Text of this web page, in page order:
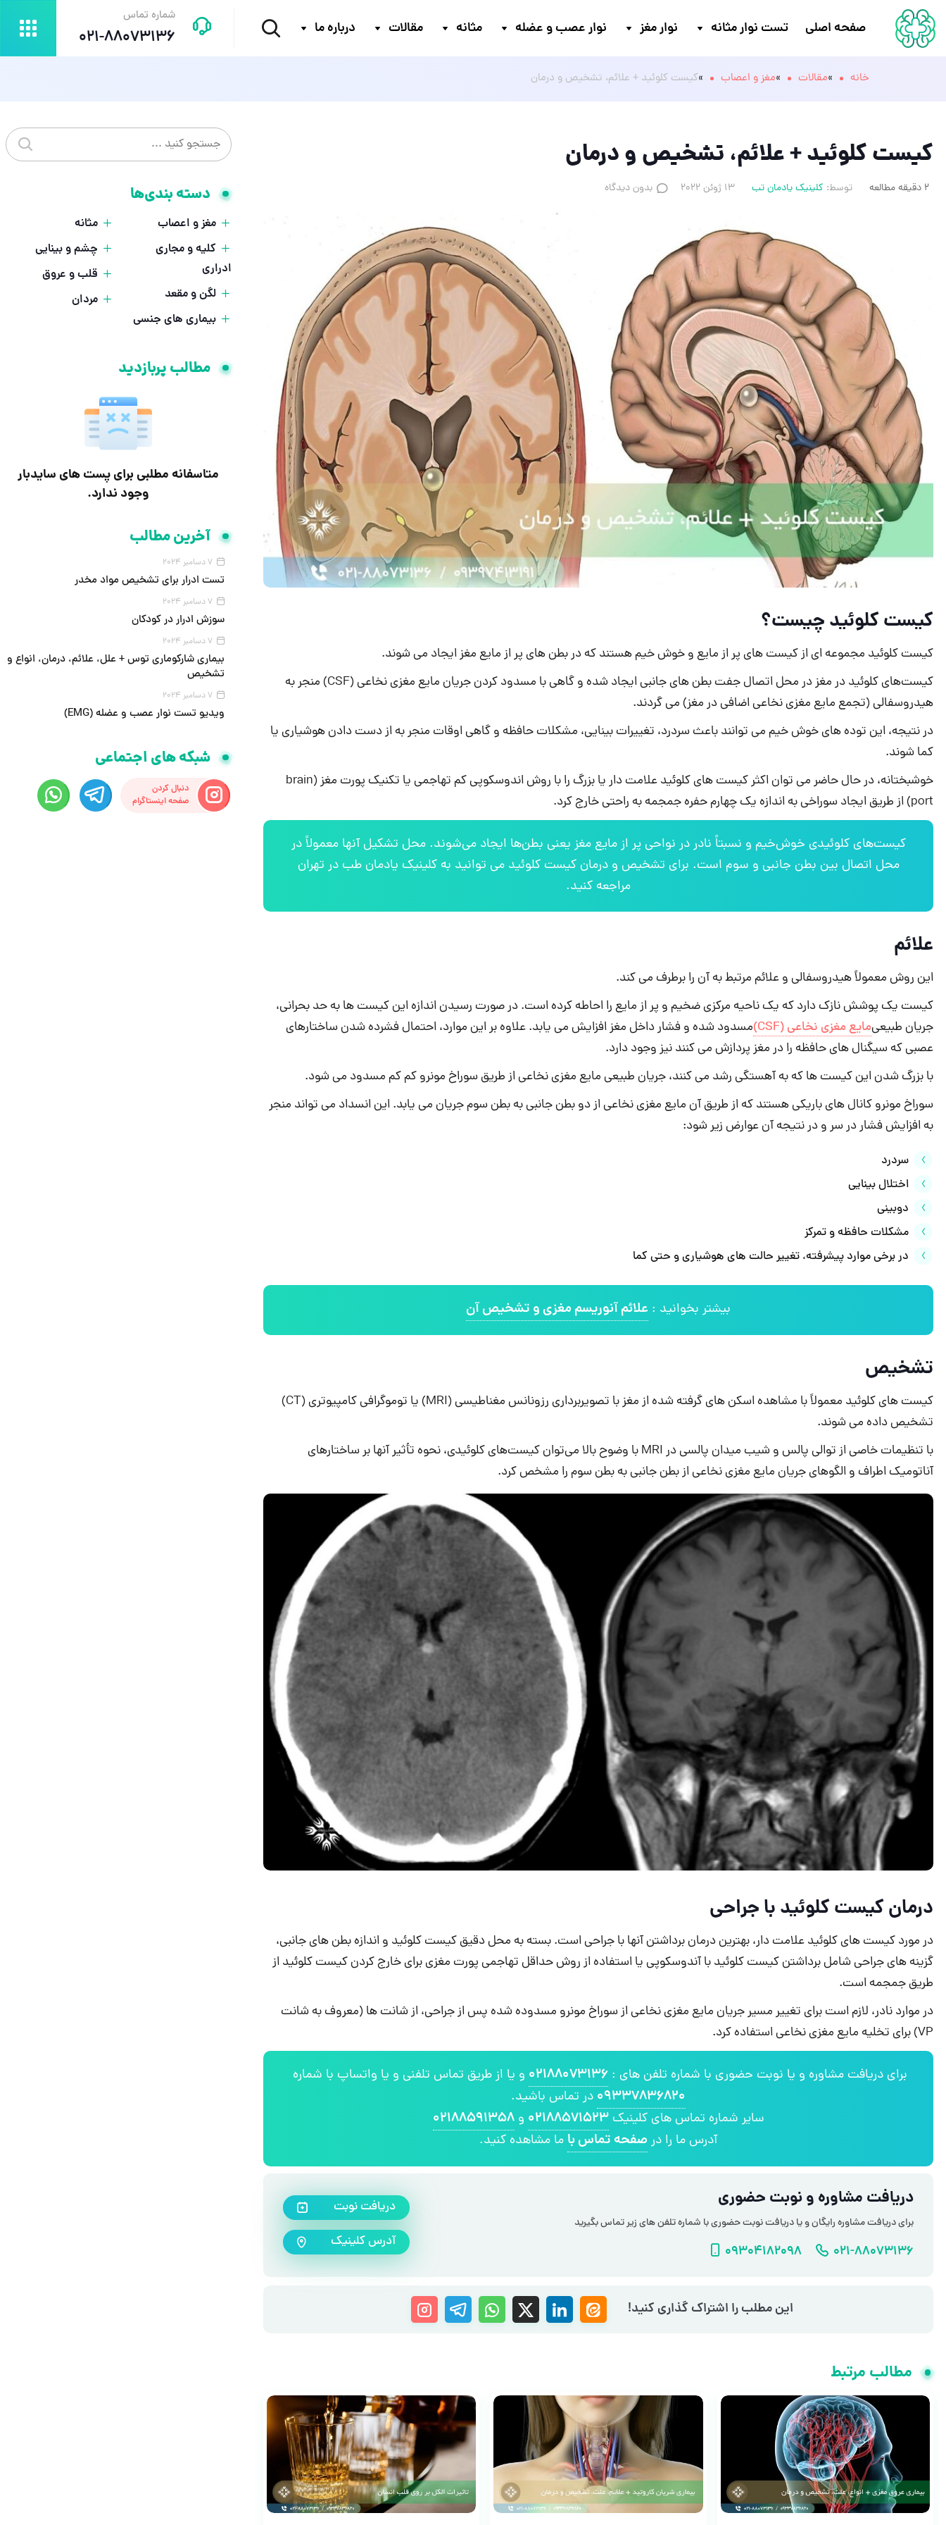
صفحه اصلی تست نوار مثانه نوار مغز نوار عصب و عضله مثانه مقالات درباره ما
شماره تماس
021-88073136
خانه »مقالات »مغز و اعصاب »کیست کلوئید + علائم، تشخیص و درمان
کیست کلوئید + علائم، تشخیص و درمان
2 دقیقه مطالعه توسط: کلینیک یادمان تب 13 ژوئن 2022 بدون دیدگاه
کیست کلوئید چیست؟
کیست کلوئید مجموعه ای از کیست های پر از مایع و خوش خیم هستند که در بطن های پر از مایع مغز ایجاد می شوند.
کیست‌های کلوئید در مغز در محل اتصال جفت بطن‌ های جانبی ایجاد شده و گاهی با مسدود کردن جریان مایع مغزی نخاعی (CSF) منجر به
هیدروسفالی (تجمع مایع مغزی نخاعی اضافی در مغز) ‌می گردند.
در نتیجه، این توده های خوش خیم می توانند باعث سردرد، تغییرات بینایی، مشکلات حافظه و گاهی اوقات منجر به از دست دادن هوشیاری یا
کما شوند.
خوشبختانه، در حال حاضر می توان اکثر کیست های کلوئید علامت دار یا بزرگ را با روش اندوسکوپی کم تهاجمی یا تکنیک پورت مغز (brain
port) از طریق ایجاد سوراخی به اندازه یک چهارم حفره جمجمه به راحتی خارج کرد.
کیست‌های کلوئیدی خوش‌خیم و نسبتاً نادر در نواحی پر از مایع مغز یعنی بطن‌ها ایجاد می‌شوند. محل تشکیل آنها معمولاً در
محل اتصال بین بطن جانبی و سوم است. برای تشخیص و درمان کیست کلوئید می توانید به کلینیک یادمان طب در تهران
مراجعه کنید.
علائم
این روش معمولاً هیدروسفالی و علائم مرتبط به آن را برطرف می کند.
کیست یک پوشش نازک دارد که یک ناحیه مرکزی ضخیم و پر از مایع را احاطه کرده است. در صورت رسیدن اندازه این کیست ها به حد بحرانی،
جریان طبیعیمایع مغزی نخاعی (CSF)
مسدود شده و فشار داخل مغز افزایش می یابد. علاوه بر این موارد، احتمال فشرده شدن ساختارهای
عصبی که سیگنال های حافظه را در مغز پردازش می کنند نیز وجود دارد.
با بزرگ شدن این کیست ها که به آهستگی رشد می کنند، جریان طبیعی مایع مغزی نخاعی از طریق سوراخ مونرو کم کم مسدود می شود.
سوراخ مونرو کانال های باریکی هستند که از طریق آن مایع مغزی نخاعی از دو بطن جانبی به بطن سوم جریان می یابد. این انسداد می تواند منجر
به افزایش فشار در سر و در نتیجه آن عوارض زیر شود:
سردرد
اختلال بینایی
دوبینی
مشکلات حافظه و تمرکز
در برخی موارد پیشرفته، تغییر حالت های هوشیاری و حتی کما
بیشتر بخوانید : علائم آنوریسم مغزی و تشخیص آن
تشخیص
کیست های کلوئید معمولاً با مشاهده اسکن های گرفته شده از مغز با تصویربرداری رزونانس مغناطیسی (MRI) یا توموگرافی کامپیوتری (CT)
تشخیص داده می شوند.
با تنظیمات خاصی از توالی پالس و شیب میدان پالسی در MRI با وضوح بالا می‌توان کیست‌های کلوئیدی، نحوه تأثیر آنها بر ساختارهای
آناتومیک اطراف و الگوهای جریان مایع مغزی نخاعی از بطن جانبی به بطن سوم را مشخص کرد.
درمان کیست کلوئید با جراحی
در مورد کیست های کلوئید علامت دار، بهترین درمان برداشتن آنها با جراحی است. بسته به محل دقیق کیست کلوئید و اندازه بطن های جانبی،
گزینه های جراحی شامل برداشتن کیست کلوئید با آندوسکوپی یا استفاده از روش حداقل تهاجمی پورت مغزی برای خارج کردن کیست کلوئید از
طریق جمجمه است.
در موارد نادر، لازم است برای تغییر مسیر جریان مایع مغزی نخاعی از سوراخ مونرو مسدوده شده پس از جراحی، از شانت ها (معروف به شانت
VP) برای تخلیه مایع مغزی نخاعی استفاده کرد.
برای دریافت مشاوره و یا نوبت حضوری با شماره تلفن های : ۰۲۱۸۸۰۷۳۱۳۶ و یا از طریق تماس تلفنی و یا واتساپ با شماره
۰۹۳۳۷۸۳۶۸۲۰ در تماس باشید.
سایر شماره تماس های کلینیک۰۲۱۸۸۵۷۱۵۲۳ و۰۲۱۸۸۵۹۱۳۵۸
آدرس ما را درصفحه تماس با ما مشاهده کنید.
دریافت مشاوره و نوبت حضوری
برای دریافت مشاوره رایگان و یا دریافت نوبت حضوری با شماره تلفن های زیر تماس بگیرید
شماره تلفن 021-88073136 شماره موبایل 09304182098
دریافت نوبت
آدرس کلینیک
این مطلب را اشتراک گذاری کنید!
مطالب مرتبط
جستجو در سایت
دسته بندی‌ها
مغز و اعصاب
کلیه و مجاری
ادراری
لگن و مقعد
بیماری های جنسی
مثانه
چشم و بینایی
قلب و عروق
مردان
مطالب پربازدید
متاسفانه مطلبی برای پست های سایدبار
وجود ندارد.
آخرین مطالب
7 دسامبر 2024
تست ادرار برای تشخیص مواد مخدر
7 دسامبر 2024
سوزش ادرار در کودکان
7 دسامبر 2024
بیماری شارکوماری توس + علل، علائم، درمان، انواع و
تشخیص
7 دسامبر 2024
ویدیو تست نوار عصب و عضله (EMG)
شبکه های اجتماعی
دنبال کردن
صفحه اینستاگرام